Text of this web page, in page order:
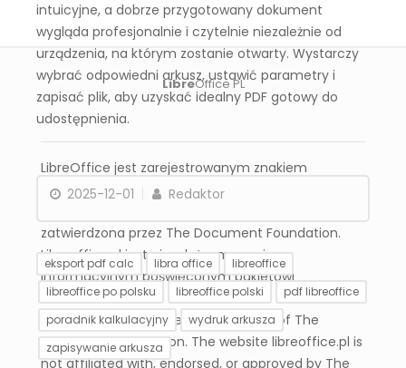
intuicyjne, a dobrze przygotowany dokument
wygląda profesjonalnie i czytelnie niezależnie od
urządzenia, na którym zostanie otwarty. Wystarczy
wybrać odpowiedni arkusz, ustawić parametry i
zapisać plik, aby uzyskać idealny PDF gotowy do
udostępnienia.
2025-12-01 Redaktor
eksport pdf calc libra office
libreoffice
libreoffice po polsku
libreoffice polski
pdf libreoffice
poradnik kalkulacyjny
wydruk arkusza
zapisywanie arkusza
LibreOffice PL
LibreOffice jest zarejestrowanym znakiem
towarowym The Document Foundation. Strona
zatwierdzona przez The Document Foundation.
Libreoffice.pl jest niezależnym serwisem
informacyjnym poświęconym pakietowi
LibreOffice.
LibreOffice is a registered trademark of The
Document Foundation. The website libreoffice.pl is
not affiliated with, endorsed, or approved by The